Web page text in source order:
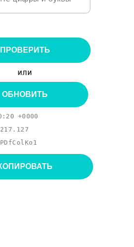
ПРОВЕРИТЬ
или
ОБНОВИТЬ
+0000